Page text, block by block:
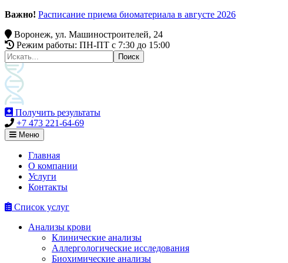
Важно! Расписание приема биоматериала в августе 2026
Воронеж, ул. Машиностроителей, 24
Режим работы: ПН-ПТ c 7:30 до 15:00
Получить результаты
+7 473 221-64-69
Меню
Главная
О компании
Услуги
Контакты
Список услуг
Анализы крови
Клинические анализы
Аллергологические исследования
Биохимические анализы